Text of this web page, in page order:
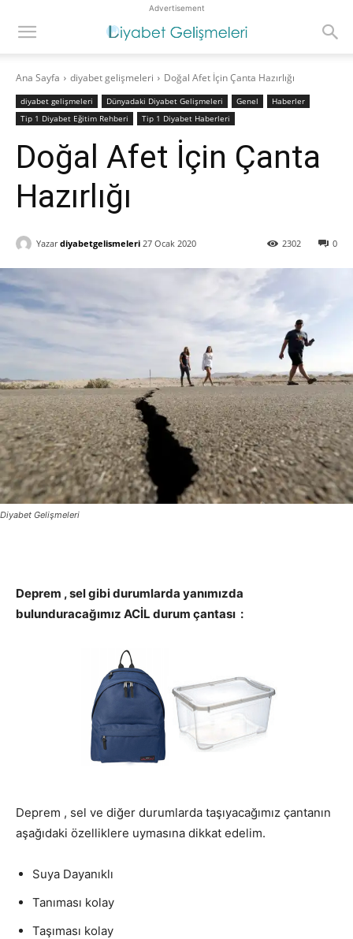
Advertisement
Ana Sayfa diyabet gelişmeleri Doğal Afet İçin Çanta Hazırlığı
diyabet gelişmeleri Dünyadaki Diyabet Gelişmeleri Genel
Haberler
Tip 1 Diyabet Eğitim Rehberi
Tip 1 Diyabet Haberleri
Doğal Afet İçin Çanta
Hazırlığı
0
2302
Yazar diyabetgelismeleri 27 Ocak 2020
Diyabet Gelişmeleri
Deprem , sel gibi durumlarda yanımızda
bulunduracağımız ACİL durum çantası :
Deprem , sel ve diğer durumlarda taşıyacağımız çantanın
aşağıdaki özelliklere uymasına dikkat edelim.
Suya Dayanıklı
Tanıması kolay
Taşıması kolay